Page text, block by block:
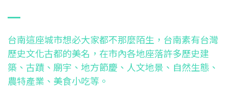
台南這座城市想必大家都不那麼陌生，台南素有台灣
歷史文化古都的美名，在市內各地座落許多歷史建
築、古蹟、廟宇、地方節慶、 人文地景、自然生態、
農特產業、美食小吃等。